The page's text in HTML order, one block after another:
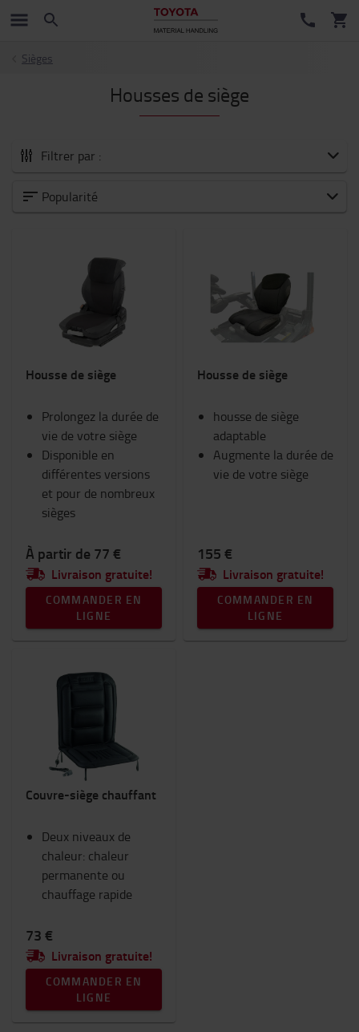
Sièges
Housses de siège
Filtrer par :
Tous les Accessoires
Accessoires pour fourches
Sécurité
Chariots et trottinettes industriels
Batteries et électronique
Habitacle du chariot
Ram Mount
Goodies Toyota
Eclairage
Equipement hivernal
Espace de travail et entrepôt
Catégorie
Popularité
Housse de siège
Prolongez la durée de
vie de votre siège
Disponible en
différentes versions
et pour de nombreux
sièges
À partir de 77 €
Livraison gratuite!
COMMANDER EN
LIGNE
Housse de siège
housse de siège
adaptable
Augmente la durée de
vie de votre siège
155 €
Livraison gratuite!
COMMANDER EN
LIGNE
Couvre-siège chauffant
Deux niveaux de
chaleur: chaleur
permanente ou
chauffage rapide
73 €
Livraison gratuite!
COMMANDER EN
LIGNE